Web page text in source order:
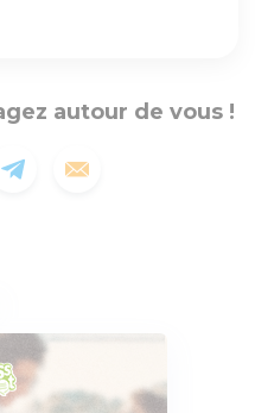
autour de vous !